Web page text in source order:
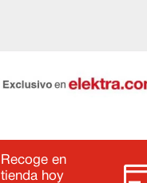
Recoge en
tienda hoy